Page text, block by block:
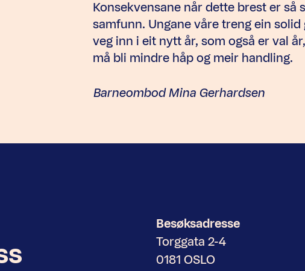
Konsekvensane når dette brest er så
samfunn. Ungane våre treng ein
veg inn i eit nytt år, som også er val
må bli mindre håp og meir handling.
Barneombod Mina Gerhardsen
Besøksadresse
Torggata 2-4
0181 OSLO